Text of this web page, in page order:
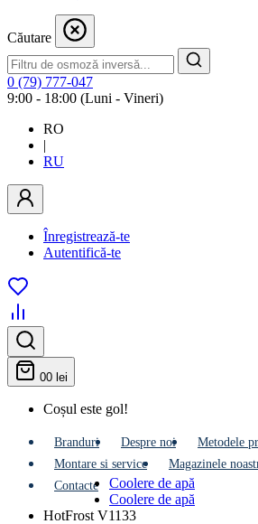
Căutare
0 (79) 777-047
9:00 - 18:00 (Luni - Vineri)
RO
|
RU
Înregistrează-te
Autentifică-te
00 lei
Coșul este gol!
Branduri Despre noi
Metodele
Montare si service
Мagazinele
Contacte
Coolere de apă
Сoolere de apă
HotFrost V1133